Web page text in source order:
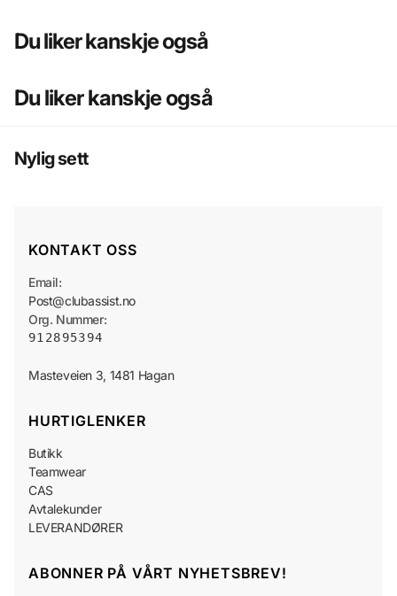
Du liker kanskje også
Du liker kanskje også
Nylig sett
KONTAKT OSS
Email:
Post@clubassist.no
Org. Nummer:
912895394
Masteveien 3, 1481 Hagan
HURTIGLENKER
Butikk
Teamwear
CAS
Avtalekunder
LEVERANDØRER
ABONNER PÅ VÅRT NYHETSBREV!